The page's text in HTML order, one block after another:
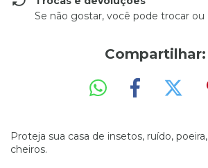
Se não gostar, você pode trocar ou
Compartilhar:
Proteja sua casa de insetos, ruído,
cheiros.